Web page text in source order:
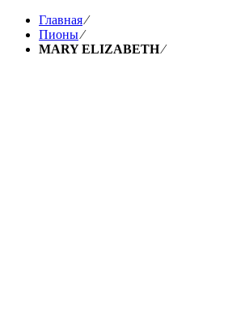
Главная⁄
Пионы⁄
MARY ELIZABETH⁄